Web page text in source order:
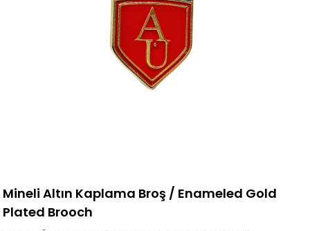
Mineli Altın Kaplama Broş / Enameled Gold
Plated Brooch